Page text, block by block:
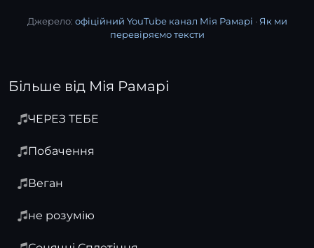
Джерело: офіційний YouTube канал Мія Рамарі · Як ми
перевіряємо тексти
Більше від Мія Рамарі
ЧЕРЕЗ ТЕБЕ
Побачення
Веган
не розумію